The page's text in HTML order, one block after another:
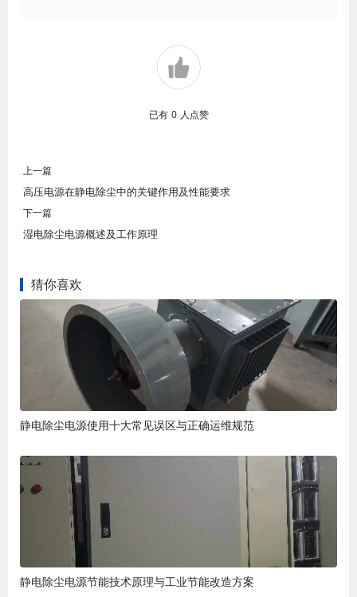
已有 0 人点赞
上一篇
高压电源在静电除尘中的关键作用及性能要求
下一篇
湿电除尘电源概述及工作原理
猜你喜欢
静电除尘电源使用十大常见误区与正确运维规范
静电除尘电源节能技术原理与工业节能改造方案